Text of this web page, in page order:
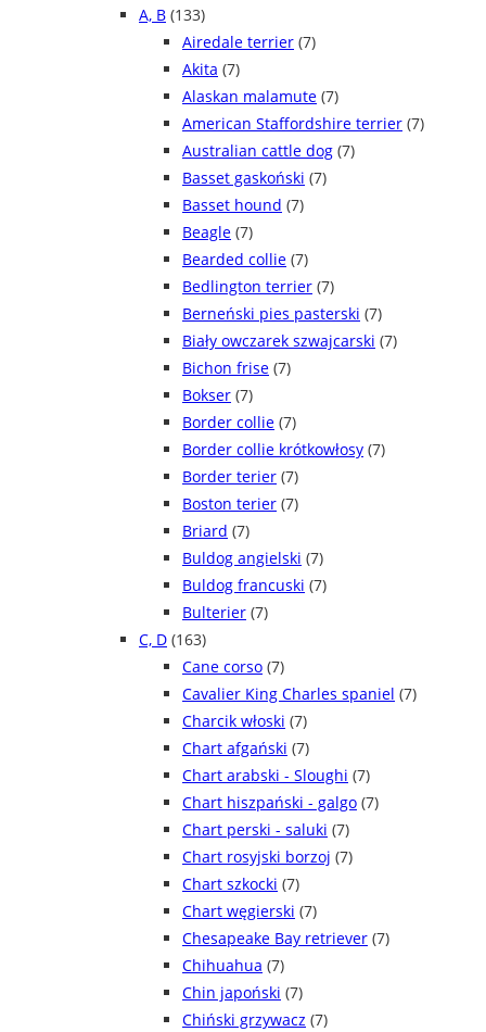
A, B (133)
Airedale terrier (7)
Akita (7)
Alaskan malamute (7)
American Staffordshire terrier (7)
Australian cattle dog (7)
Basset gaskoński (7)
Basset hound (7)
Beagle (7)
Bearded collie (7)
Bedlington terrier (7)
Berneński pies pasterski (7)
Biały owczarek szwajcarski (7)
Bichon frise (7)
Bokser (7)
Border collie (7)
Border collie krótkowłosy (7)
Border terier (7)
Boston terier (7)
Briard (7)
Buldog angielski (7)
Buldog francuski (7)
Bulterier (7)
C, D (163)
Cane corso (7)
Cavalier King Charles spaniel (7)
Charcik włoski (7)
Chart afgański (7)
Chart arabski - Sloughi (7)
Chart hiszpański - galgo (7)
Chart perski - saluki (7)
Chart rosyjski borzoj (7)
Chart szkocki (7)
Chart węgierski (7)
Chesapeake Bay retriever (7)
Chihuahua (7)
Chin japoński (7)
Chiński grzywacz (7)